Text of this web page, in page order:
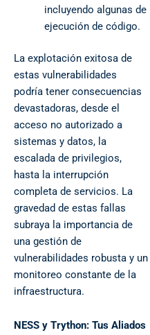
incluyendo algunas de
ejecución de código.
La explotación exitosa de
estas vulnerabilidades
podría tener consecuencias
devastadoras, desde el
acceso no autorizado a
sistemas y datos, la
escalada de privilegios,
hasta la interrupción
completa de servicios. La
gravedad de estas fallas
subraya la importancia de
una gestión de
vulnerabilidades robusta y un
monitoreo constante de la
infraestructura.
NESS y Trython: Tus Aliados